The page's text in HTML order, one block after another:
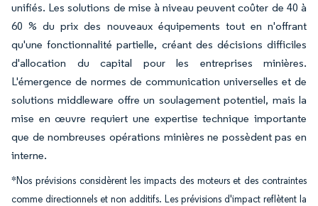
unifiés. Les solutions de mise à niveau peuvent coûter de 40 à
60 % du prix des nouveaux équipements tout en n'offrant
qu'une fonctionnalité partielle, créant des décisions difficiles
d'allocation du capital pour les entreprises minières.
L'émergence de normes de communication universelles et de
solutions middleware offre un soulagement potentiel, mais la
mise en œuvre requiert une expertise technique importante
que de nombreuses opérations minières ne possèdent pas en
interne.
*Nos prévisions considèrent les impacts des moteurs et des contraintes
comme directionnels et non additifs. Les prévisions d'impact reflètent la